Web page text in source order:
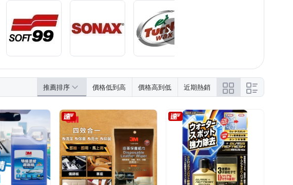
推薦排序 價格低到高 價格高到低 近期熱銷